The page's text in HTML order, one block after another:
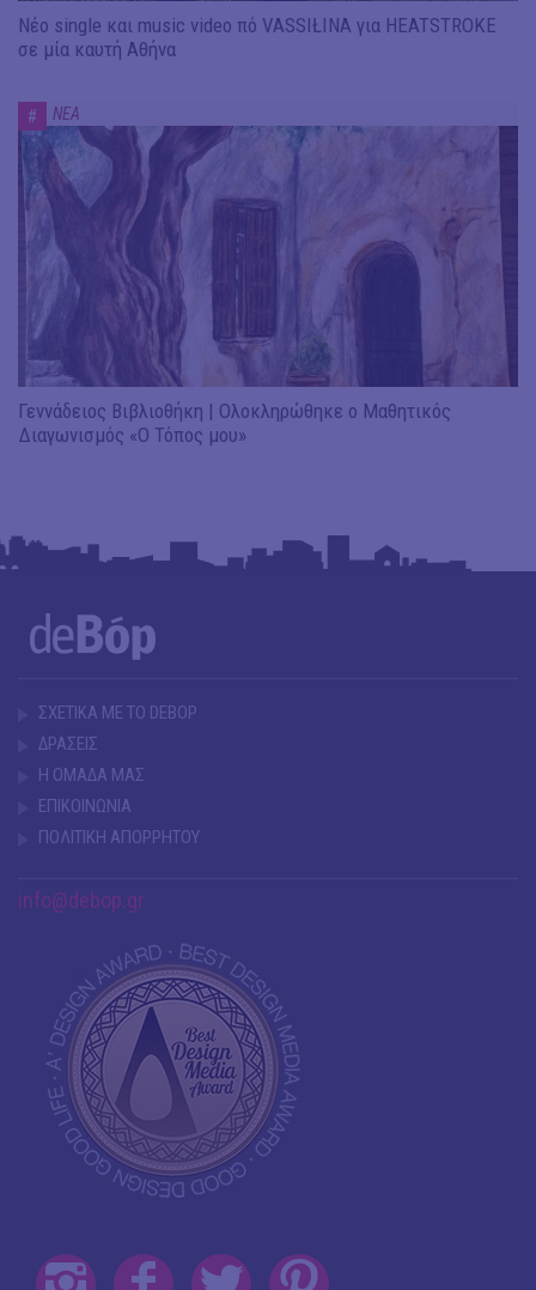
Νέο single και music video πό VASSIŁINA για HEATSTROKE
σε μία καυτή Αθήνα
# ΝΕΑ
Γεννάδειος Βιβλιοθήκη | Ολοκληρώθηκε ο Μαθητικός
Διαγωνισμός «Ο Τόπος μου»
ΣΧΕΤΙΚΑ ΜΕ ΤΟ DEBOP
ΔΡΑΣΕΙΣ
Η ΟΜΑΔΑ ΜΑΣ
ΕΠΙΚΟΙΝΩΝΙΑ
ΠΟΛΙΤΙΚΗ ΑΠΟΡΡΗΤΟΥ
info@debop.gr